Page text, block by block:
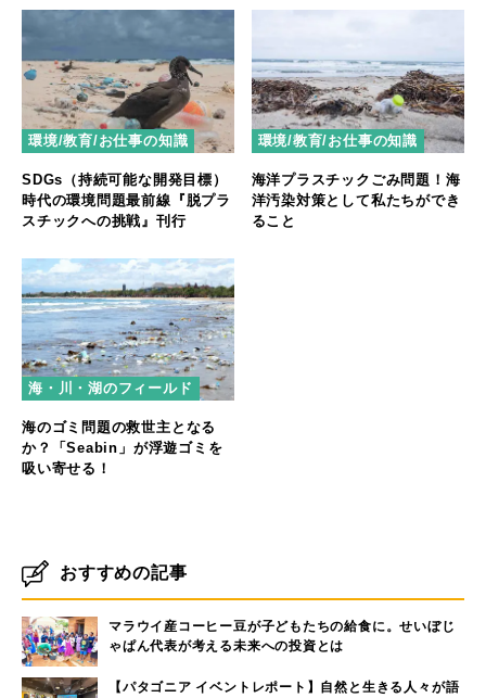
環境/教育/お仕事の知識
SDGs（持続可能な開発目標）
時代の環境問題最前線『脱プラ
スチックへの挑戦』刊行
環境/教育/お仕事の知識
海洋プラスチックごみ問題！海
洋汚染対策として私たちができ
ること
海・川・湖のフィールド
海のゴミ問題の救世主となる
か？「Seabin」が浮遊ゴミを
吸い寄せる！
おすすめの記事
マラウイ産コーヒー豆が子どもたちの給食に。せいぼじ
ゃぱん代表が考える未来への投資とは
【パタゴニア イベントレポート】自然と生きる人々が語